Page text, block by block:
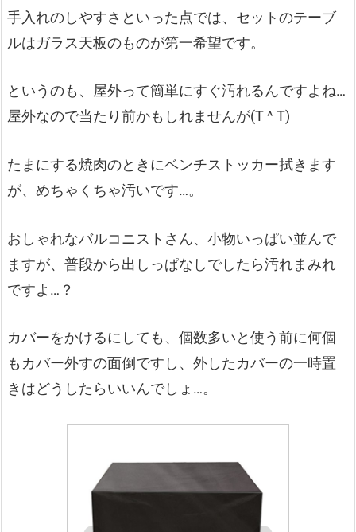
手入れのしやすさといった点では、セットのテーブ
ルはガラス天板のものが第一希望です。
というのも、屋外って簡単にすぐ汚れるんですよね…
屋外なので当たり前かもしれませんが(T ^ T)
たまにする焼肉のときにベンチストッカー拭きます
が、めちゃくちゃ汚いです…。
おしゃれなバルコニストさん、小物いっぱい並んで
ますが、普段から出しっぱなしでしたら汚れまみれ
ですよ…？
カバーをかけるにしても、個数多いと使う前に何個
もカバー外すの面倒ですし、外したカバーの一時置
きはどうしたらいいんでしょ…。